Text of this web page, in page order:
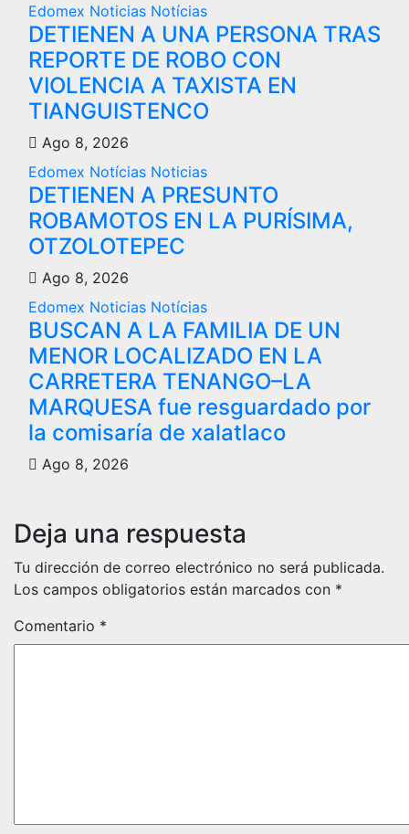
Edomex Noticias Notícias
DETIENEN A UNA PERSONA TRAS
REPORTE DE ROBO CON
VIOLENCIA A TAXISTA EN
TIANGUISTENCO
Ago 8, 2026
Edomex Notícias Noticias
DETIENEN A PRESUNTO
ROBAMOTOS EN LA PURÍSIMA,
OTZOLOTEPEC
Ago 8, 2026
Edomex Noticias Notícias
BUSCAN A LA FAMILIA DE UN
MENOR LOCALIZADO EN LA
CARRETERA TENANGO–LA
MARQUESA fue resguardado por
la comisaría de xalatlaco
Ago 8, 2026
Deja una respuesta
Tu dirección de correo electrónico no será publicada.
Los campos obligatorios están marcados con *
Comentario *